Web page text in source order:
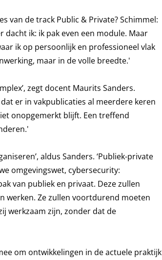
van de track Public & Private? Schimmel:
dacht ik: ik pak even een module. Maar
ik op persoonlijk en professioneel vlak
maar in de volle breedte.'
zegt docent Maurits Sanders.
er in vakpublicaties al meerdere keren
onopgemerkt blijft. Een treffend
aldus Sanders. ‘Publiek-private
omgevingswet, cybersecurity:
van publiek en privaat. Deze zullen
werken. Ze zullen voortdurend moeten
werkzaam zijn, zonder dat de
om ontwikkelingen in de actuele praktijk